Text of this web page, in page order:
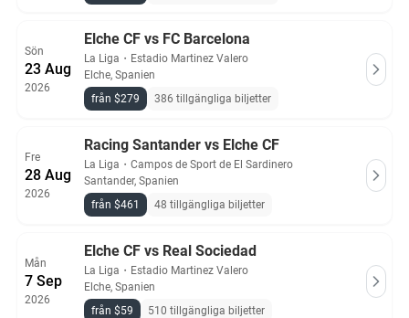
Sön
23 Aug
2026
Elche CF vs FC Barcelona
La Liga ・ Estadio Martinez Valero
Elche, Spanien
från $279
386 tillgängliga biljetter
Fre
28 Aug
2026
Racing Santander vs Elche CF
La Liga ・ Campos de Sport de El Sardinero
Santander, Spanien
från $461
48 tillgängliga biljetter
Mån
7 Sep
2026
Elche CF vs Real Sociedad
La Liga ・ Estadio Martinez Valero
Elche, Spanien
från $59
510 tillgängliga biljetter